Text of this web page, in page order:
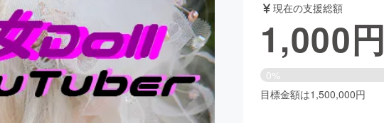
音楽 舞台・パフォーマンス
ゲーム・サービス開発 フード・飲食店
書籍・雑誌出版 アニメ・漫画
現在の支援総額
1,000円
0%
目標金額は1,500,000円